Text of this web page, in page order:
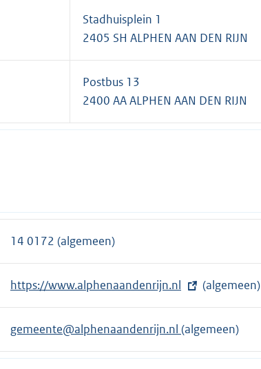
Stadhuisplein 1
2405 SH ALPHEN AAN DEN RIJN
Postbus 13
2400 AA ALPHEN AAN DEN RIJN
14 0172 (algemeen)
E
x
e
r
https://www.alphenaandenrijn.nl (algemeen)
gemeente@alphenaandenrijn.nl (algemeen)